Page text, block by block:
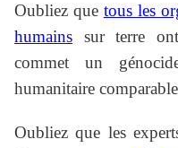
Oubliez que tous les
humains sur terre
commet un
humanitaire
Oubliez que les